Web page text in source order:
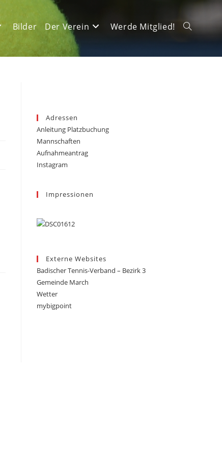
Bilder Der Verein Werde Mitglied! Website-
Adressen
Anleitung Platzbuchung
Mannschaften
Aufnahmeantrag
Instagram
Impressionen
Externe Websites
Badischer Tennis-Verband – Bezirk 3
Gemeinde March
Wetter
mybigpoint